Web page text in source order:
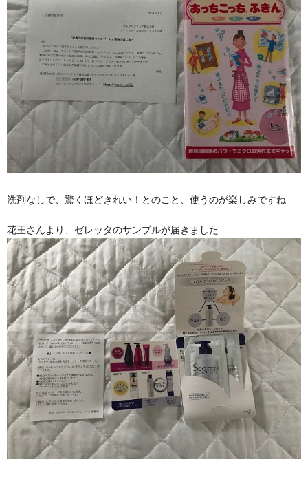
洗剤なしで、驚くほどきれい！とのこと、使うのが楽しみですね
花王さんより、ゼレッタのサンプルが届きました